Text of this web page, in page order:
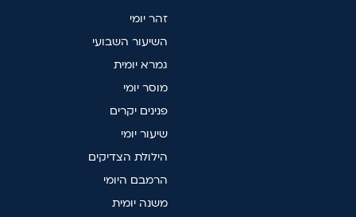
זהר יומי
השיעור השבועי
גמרא יומית
מוסר יומי
פנינים יקרים
שיעור יומי
הילולת הצדיקים
הרמבם היומי
משנה יומית